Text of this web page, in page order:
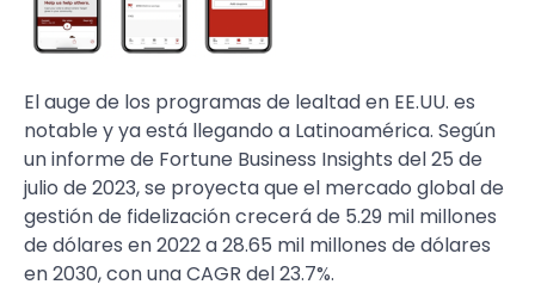
El auge de los programas de lealtad en EE.UU. es
notable y ya está llegando a Latinoamérica. Según
un informe de Fortune Business Insights del 25 de
julio de 2023, se proyecta que el mercado global de
gestión de fidelización crecerá de 5.29 mil millones
de dólares en 2022 a 28.65 mil millones de dólares
en 2030, con una CAGR del 23.7%.